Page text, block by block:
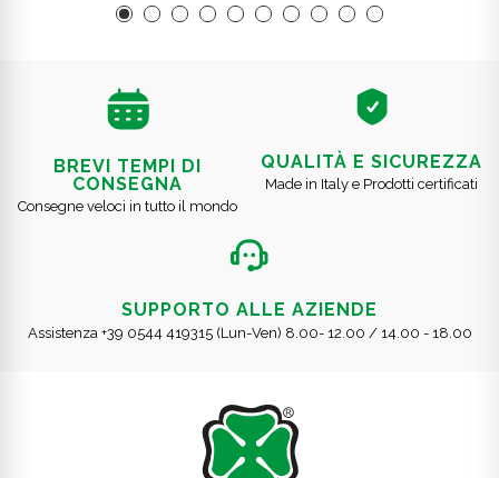
BREVI TEMPI DI
CONSEGNA
Consegne veloci in tutto il mondo
QUALITÀ E SICUREZZA
Made in Italy e Prodotti certificati
SUPPORTO ALLE AZIENDE
Assistenza +39 0544 419315 (Lun-Ven) 8.00- 12.00 / 14.00 - 18.00